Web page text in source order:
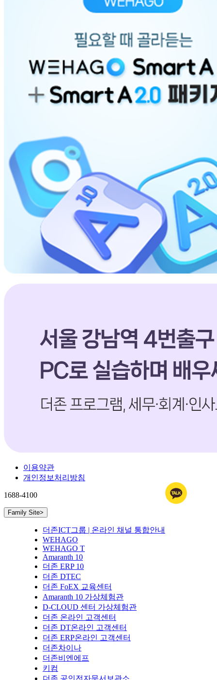
이용약관
개인정보처리방침
1688-4100
Family Site>
더존ICT그룹 | 온라인 채널 통합안내
WEHAGO
WEHAGO T
Amaranth 10
더존 ERP 10
더존 DTEC
더존 FoEX 교육센터
Amaranth 10 가상체험관
D-CLOUD 센터 가상체험관
더존 온라인 고객센터
더존 DT온라인 고객센터
더존 ERP온라인 고객센터
더존차이나
더존비엔에프
키컴
더존 공인전자문서보관소